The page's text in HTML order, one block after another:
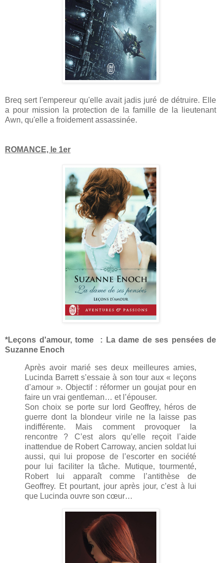
Breq sert l'empereur qu'elle avait jadis juré de détruire. Elle
a pour mission la protection de la famille de la lieutenant
Awn, qu'elle a froidement assassinée.
ROMANCE, le 1er
*Leçons d'amour, tome : La dame de ses pensées de
Suzanne Enoch
Après avoir marié ses deux meilleures amies,
Lucinda Barrett s’essaie à son tour aux « leçons
d’amour ». Objectif : réformer un goujat pour en
faire un vrai gentleman… et l’épouser.
Son choix se porte sur lord Geoffrey, héros de
guerre dont la blondeur virile ne la laisse pas
indifférente. Mais comment provoquer la
rencontre ? C’est alors qu’elle reçoit l’aide
inattendue de Robert Carroway, ancien soldat lui
aussi, qui lui propose de l’escorter en société
pour lui faciliter la tâche. Mutique, tourmenté,
Robert lui apparaît comme l’antithèse de
Geoffrey. Et pourtant, jour après jour, c’est à lui
que Lucinda ouvre son cœur…